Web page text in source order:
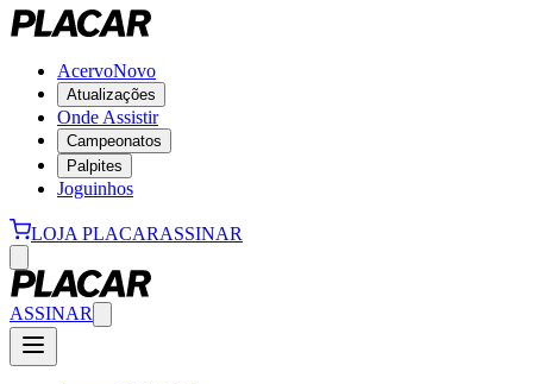
AcervoNovo
Atualizações
Onde Assistir
Campeonatos
Palpites
Joguinhos
LOJA PLACARASSINAR
ASSINAR